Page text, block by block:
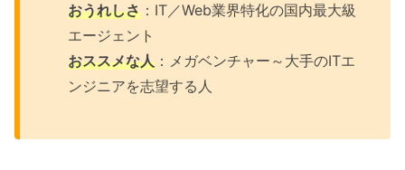
おうれしさ ：IT／Web業界特化の国内最大級
エージェント
おススメな人 ：メガベンチャー～大手のITエ
ンジニアを志望する人